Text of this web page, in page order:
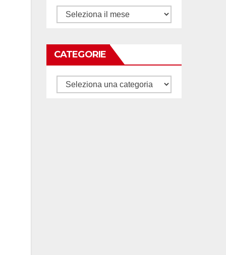
Archivi
CATEGORIE
Categorie